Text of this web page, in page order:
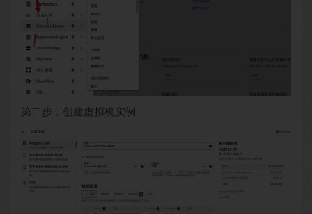
第二步，创建虚拟机实例